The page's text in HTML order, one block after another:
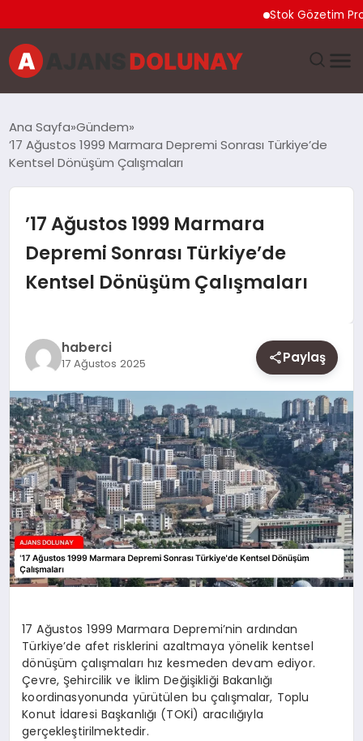
Stok Gözetim
EĞITIM
GÜNCEL
SAĞLIK
SIYASET
SPOR
YAŞAM
Ana Sayfa Gündem
’17 Ağustos 1999 Marmara Depremi Sonrası Türkiye’de
Kentsel Dönüşüm Çalışmaları
’17 Ağustos 1999 Marmara
Depremi Sonrası Türkiye’de
Kentsel Dönüşüm Çalışmaları
haberci
17 Ağustos 2025 Paylaş
17 Ağustos 1999 Marmara Depremi’nin ardından
Türkiye’de afet risklerini azaltmaya yönelik kentsel
dönüşüm çalışmaları hız kesmeden devam ediyor.
Çevre, Şehircilik ve İklim Değişikliği Bakanlığı
koordinasyonunda yürütülen bu çalışmalar, Toplu
Konut İdaresi Başkanlığı (TOKİ) aracılığıyla
gerçekleştirilmektedir.